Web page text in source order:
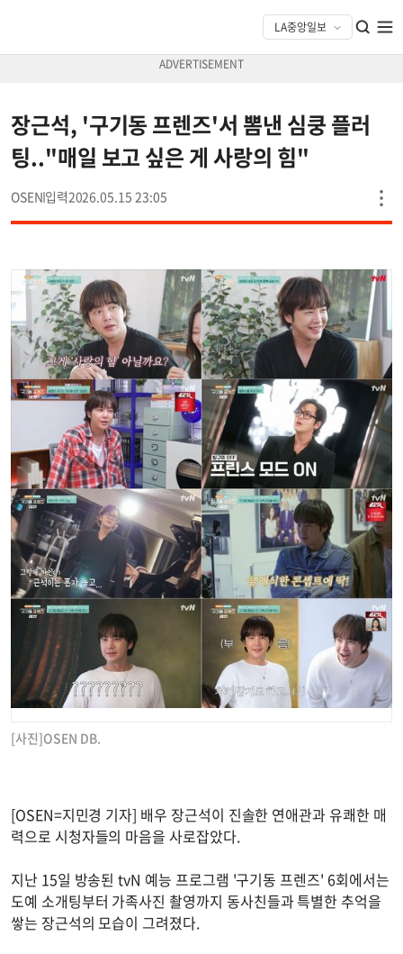
장근석, '구기동 프렌즈'서 뽐낸 심쿵 플러
팅.."매일 보고 싶은 게 사랑의 힘"
OSEN 2026.05.15 23:05
[사진]OSEN DB.
[OSEN=지민경 기자] 배우 장근석이 진솔한 연애관과 유쾌한 매
력으로 시청자들의 마음을 사로잡았다.
지난 15일 방송된 tvN 예능 프로그램 '구기동 프렌즈' 6회에서는
도예 소개팅부터 가족사진 촬영까지 동사친들과 특별한 추억을
쌓는 장근석의 모습이 그려졌다.